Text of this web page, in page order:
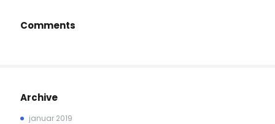
Comments
Archive
januar 2019